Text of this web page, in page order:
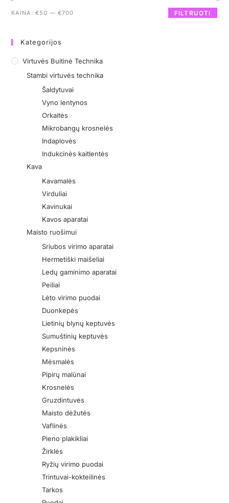
FILTRUOTI
KAINA:€50 —€700
Kategorijos
Virtuvės Buitinė Technika
Stambi virtuvės technika
Šaldytuvai
Vyno lentynos
Orkaitės
Mikrobangų krosnelės
Indaplovės
Indukcinės kaitlentės
Kava
Kavamalės
Virduliai
Kavinukai
Kavos aparatai
Maisto ruošimui
Sriubos virimo aparatai
Hermetiški maišeliai
Ledų gaminimo aparatai
Peiliai
Lėto virimo puodai
Duonkepės
Lietinių blynų keptuvės
Sumuštinių keptuvės
Kepsninės
Mėsmalės
Pipirų malūnai
Krosnelės
Gruzdintuvės
Maisto dėžutės
Vaflinės
Pieno plakikliai
Žirklės
Ryžių virimo puodai
Trintuvai-kokteilinės
Tarkos